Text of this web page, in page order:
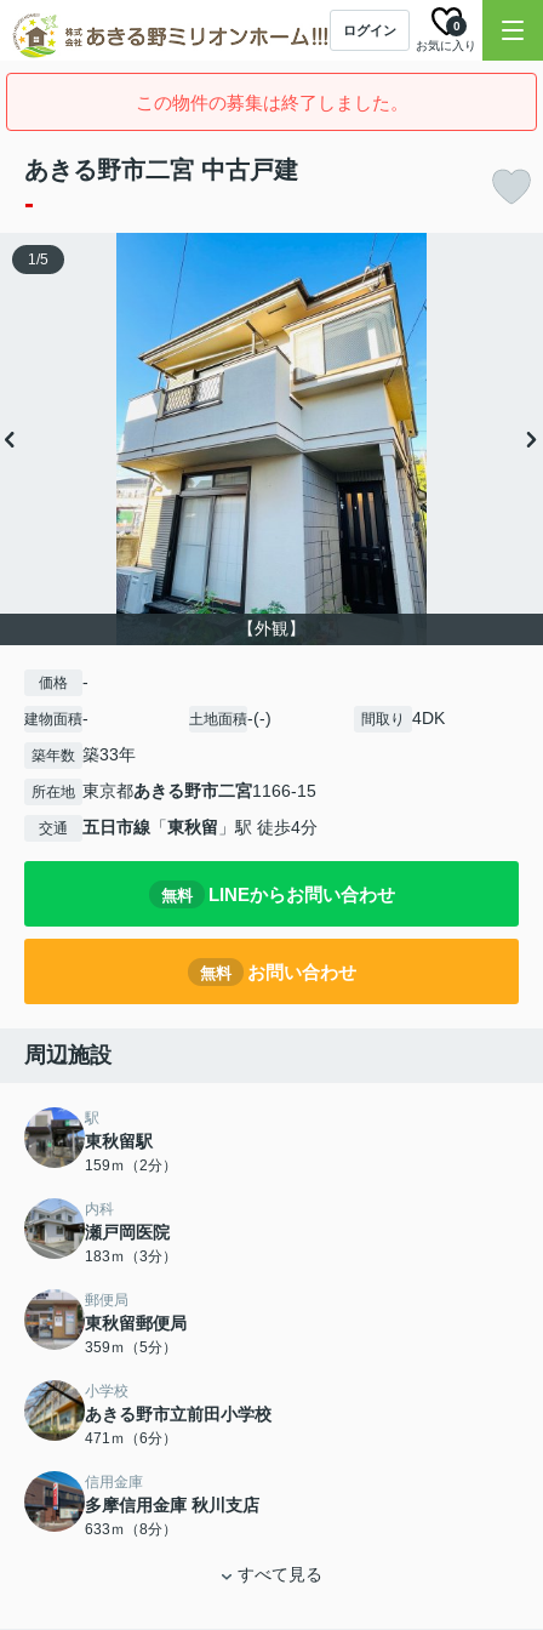
ログイン
お気に入り
0
この物件の募集は終了しました。
あきる野市二宮 中古戸建
-
【外観】
1/5
価格 -
建物面積- 土地面積-(-) 間取り 4DK
築年数 築33年
所在地 東京都あきる野市二宮1166-15
交通 五日市線 「東秋留 」駅 徒歩4分
無料 LINEからお問い合わせ
無料 お問い合わせ
周辺施設
駅
東秋留駅
159ｍ（2分）
内科
瀬戸岡医院
183ｍ（3分）
郵便局
東秋留郵便局
359ｍ（5分）
小学校
あきる野市立前田小学校
471ｍ（6分）
信用金庫
多摩信用金庫 秋川支店
633ｍ（8分）
すべて見る